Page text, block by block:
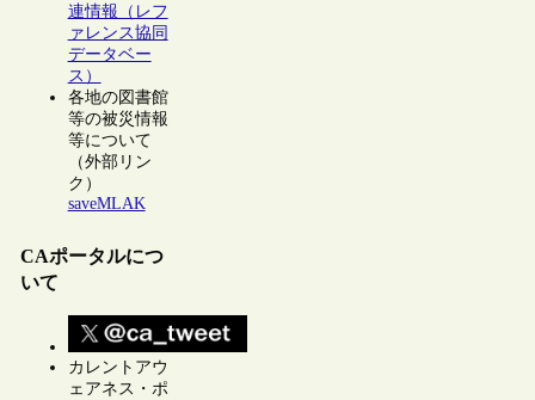
連情報（レフ
ァレンス協同
データベー
ス）
各地の図書館
等の被災情報
等について
（外部リン
ク）
saveMLAK
CAポータルにつ
いて
カレントアウ
ェアネス・ポ